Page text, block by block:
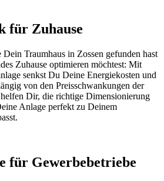
für Zuhause
Traumhaus in Zossen gefunden hast
Zuhause optimieren möchtest: Mit
senkst Du Deine Energiekosten und
von den Preisschwankungen der
Dir, die richtige Dimensionierung
Anlage perfekt zu Deinem
für Gewerbebetriebe